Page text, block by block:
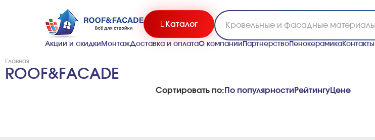
Каталог
Акции и скидки МонтажДоставка и оплатаО компании ПартнерствоПенокерамикаКонтакты
Главная
ROOF&FACADE
Сортировать по: По популярности РейтингуЦенe